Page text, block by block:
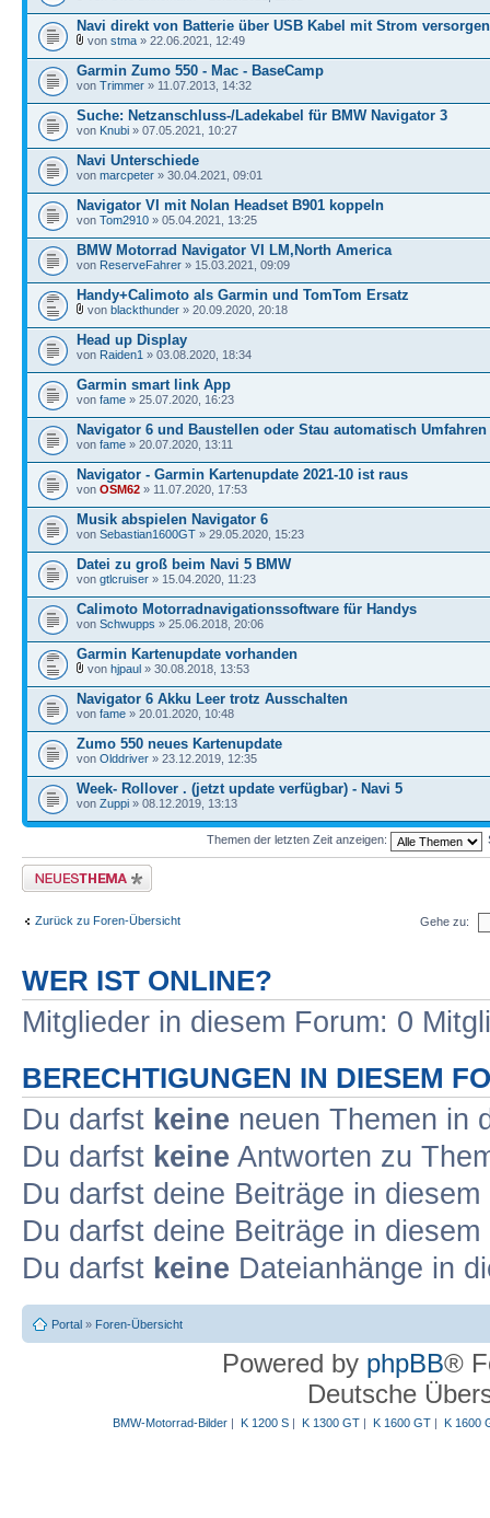
Navi direkt von Batterie über USB Kabel mit Strom versorgen
von stma » 22.06.2021, 12:49
Garmin Zumo 550 - Mac - BaseCamp
von Trimmer » 11.07.2013, 14:32
Suche: Netzanschluss-/Ladekabel für BMW Navigator 3
von Knubi » 07.05.2021, 10:27
Navi Unterschiede
von marcpeter » 30.04.2021, 09:01
Navigator VI mit Nolan Headset B901 koppeln
von Tom2910 » 05.04.2021, 13:25
BMW Motorrad Navigator VI LM,North America
von ReserveFahrer » 15.03.2021, 09:09
Handy+Calimoto als Garmin und TomTom Ersatz
von blackthunder » 20.09.2020, 20:18
Head up Display
von Raiden1 » 03.08.2020, 18:34
Garmin smart link App
von fame » 25.07.2020, 16:23
Navigator 6 und Baustellen oder Stau automatisch Umfahren
von fame » 20.07.2020, 13:11
Navigator - Garmin Kartenupdate 2021-10 ist raus
von OSM62 » 11.07.2020, 17:53
Musik abspielen Navigator 6
von Sebastian1600GT » 29.05.2020, 15:23
Datei zu groß beim Navi 5 BMW
von gtlcruiser » 15.04.2020, 11:23
Calimoto Motorradnavigationssoftware für Handys
von Schwupps » 25.06.2018, 20:06
Garmin Kartenupdate vorhanden
von hjpaul » 30.08.2018, 13:53
Navigator 6 Akku Leer trotz Ausschalten
von fame » 20.01.2020, 10:48
Zumo 550 neues Kartenupdate
von Olddriver » 23.12.2019, 12:35
Week- Rollover . (jetzt update verfügbar) - Navi 5
von Zuppi » 08.12.2019, 13:13
Themen der letzten Zeit anzeigen:
Neues Thema erstellen
Zurück zu Foren-Übersicht Gehe zu:
WER IST ONLINE?
Mitglieder in diesem Forum: 0
BERECHTIGUNGEN IN DIESEM
Du darfst keine neuen Themen in
Du darfst keine Antworten zu
Du darfst deine Beiträge in
Du darfst deine Beiträge in
Du darfst keine Dateianhänge in
Portal » Foren-Übersicht
Powered by phpBB®
Deutsche
BMW-Motorrad-Bilder| K 1200 S| K 1300 GT| K 1600 GT| K 1600